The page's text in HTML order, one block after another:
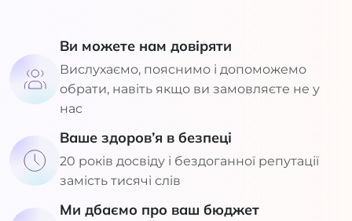
Ви можете нам довіряти
Вислухаємо, пояснимо і допоможемо
обрати, навіть якщо ви замовляєте не у
нас
Ваше здоров’я в безпеці
20 років досвіду і бездоганної репутації
замість тисячі слів
Ми дбаємо про ваш бюджет